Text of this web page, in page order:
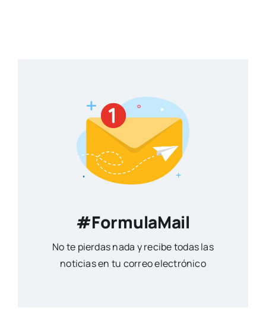
#FormulaMail
No te pierdas nada y recibe todas las
noticias en tu correo electrónico